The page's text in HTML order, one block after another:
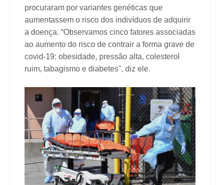
procuraram por variantes genéticas que
aumentassem o risco dos indivíduos de adquirir
a doença. “Observamos cinco fatores associadas
ao aumento do risco de contrair a forma grave de
covid-19: obesidade, pressão alta, colesterol
ruim, tabagismo e diabetes", diz ele.